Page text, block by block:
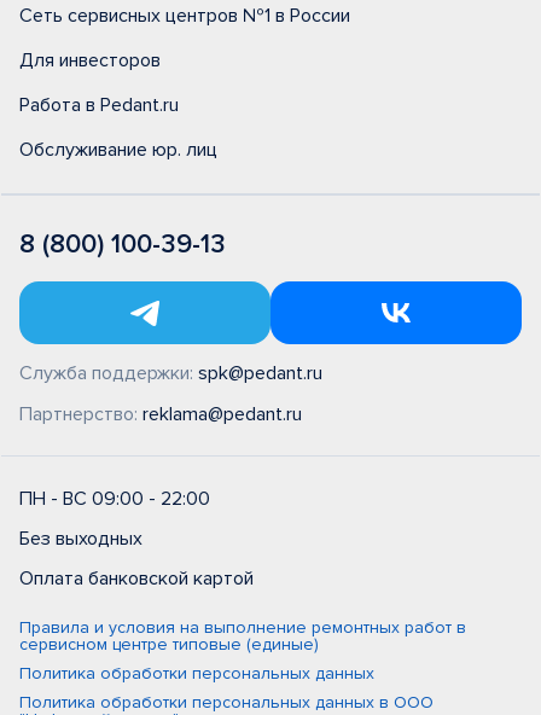
Сеть сервисных центров №1 в России
Для инвесторов
Работа в Pedant.ru
Обслуживание юр. лиц
8 (800) 100-39-13
Служба поддержки: spk@pedant.ru
Партнерство: reklama@pedant.ru
ПН - ВС 09:00 - 22:00
Без выходных
Оплата банковской картой
Правила и условия на выполнение ремонтных работ в
сервисном центре типовые (единые)
Политика обработки персональных данных
Политика обработки персональных данных в ООО